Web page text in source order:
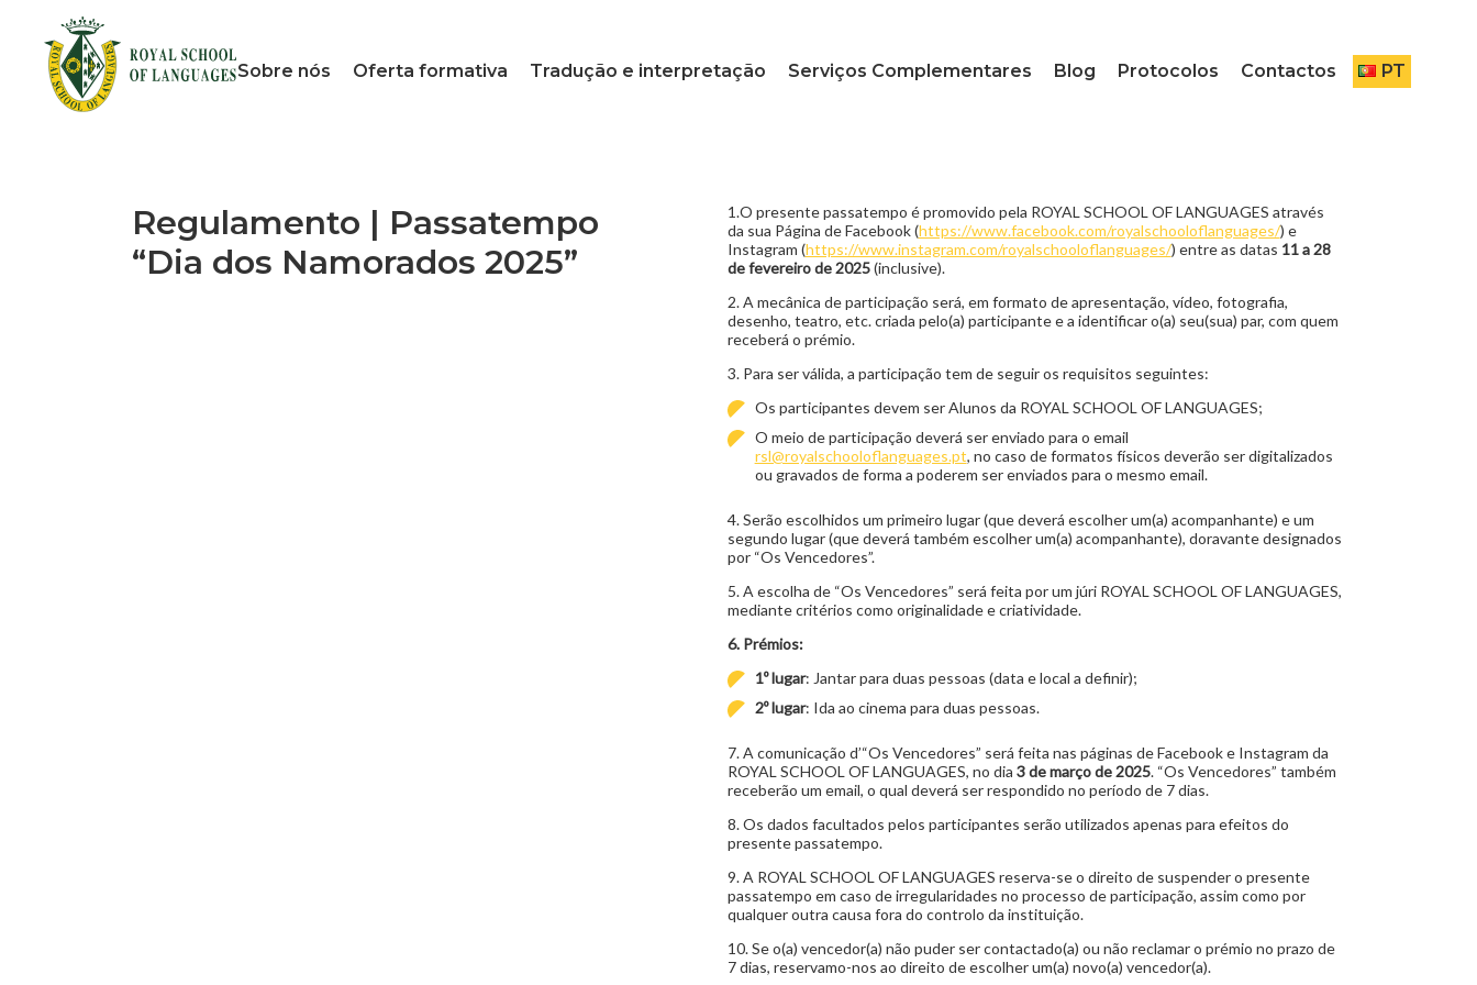
Sobre nós Oferta formativa Tradução e interpretação Serviços Complementares Blog Protocolos Contactos PT
Regulamento | Passatempo
“Dia dos Namorados 2025”
1.O presente passatempo é promovido pela ROYAL SCHOOL OF LANGUAGES através
da sua Página de Facebook (https://www.facebook.com/royalschooloflanguages/) e
Instagram (https://www.instagram.com/royalschooloflanguages/) entre as datas 11 a 28
de fevereiro de 2025(inclusive).
2. A mecânica de participação será, em formato de apresentação, vídeo, fotografia,
desenho, teatro, etc. criada pelo(a) participante e a identificar o(a) seu(sua) par, com quem
receberá o prémio.
3. Para ser válida, a participação tem de seguir os requisitos seguintes:
Os participantes devem ser Alunos da ROYAL SCHOOL OF LANGUAGES;
O meio de participação deverá ser enviado para o email
rsl@royalschooloflanguages.pt, no caso de formatos físicos deverão ser digitalizados
ou gravados de forma a poderem ser enviados para o mesmo email.
4. Serão escolhidos um primeiro lugar (que deverá escolher um(a) acompanhante) e um
segundo lugar (que deverá também escolher um(a) acompanhante), doravante designados
por “Os Vencedores”.
5. A escolha de “Os Vencedores” será feita por um júri ROYAL SCHOOL OF LANGUAGES,
mediante critérios como originalidade e criatividade.
6. Prémios:
1º lugar: Jantar para duas pessoas (data e local a definir);
2º lugar: Ida ao cinema para duas pessoas.
7. A comunicação d’“Os Vencedores” será feita nas páginas de Facebook e Instagram da
ROYAL SCHOOL OF LANGUAGES, no dia 3 de março de 2025. “Os Vencedores” também
receberão um email, o qual deverá ser respondido no período de 7 dias.
8. Os dados facultados pelos participantes serão utilizados apenas para efeitos do
presente passatempo.
9. A ROYAL SCHOOL OF LANGUAGES reserva-se o direito de suspender o presente
passatempo em caso de irregularidades no processo de participação, assim como por
qualquer outra causa fora do controlo da instituição.
10. Se o(a) vencedor(a) não puder ser contactado(a) ou não reclamar o prémio no prazo de
7 dias, reservamo-nos ao direito de escolher um(a) novo(a) vencedor(a).